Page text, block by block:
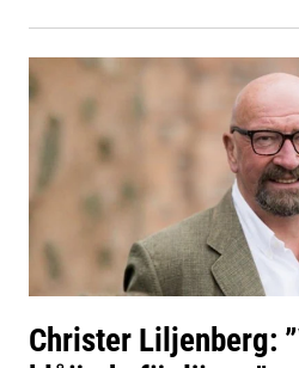
Christer Liljenberg: